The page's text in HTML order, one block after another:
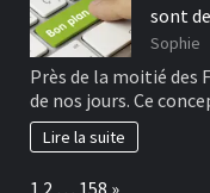
sont
Sophie
Près de la moitié des
de nos jours. Ce
Lire la suite
Page:
1 2 … 158 Next
»